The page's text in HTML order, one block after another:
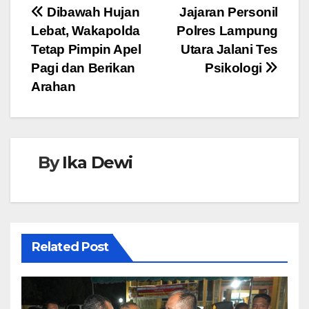
e
b
o
o
k
er s
A
p
p
e
n
g
Navigasi
pos
Jajaran Personil
Polres Lampung
Utara Jalani Tes
Psikologi
Dibawah Hujan
Lebat, Wakapolda
Tetap Pimpin Apel
Pagi dan Berikan
Arahan
ByIka Dewi
Related Post